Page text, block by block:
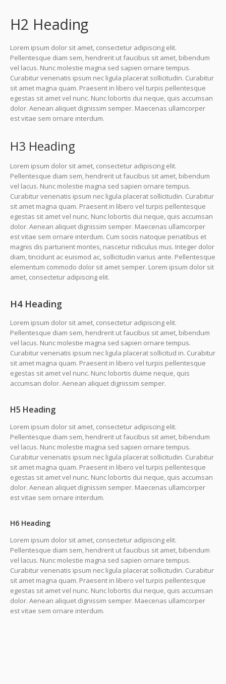
H2 Heading
Lorem ipsum dolor sit amet, consectetur adipiscing elit.
Pellentesque diam sem, hendrerit ut faucibus sit amet, bibendum
vel lacus. Nunc molestie magna sed sapien ornare tempus.
Curabitur venenatis ipsum nec ligula placerat sollicitudin. Curabitur
sit amet magna quam. Praesent in libero vel turpis pellentesque
egestas sit amet vel nunc. Nunc lobortis dui neque, quis accumsan
dolor. Aenean aliquet dignissim semper. Maecenas ullamcorper
est vitae sem ornare interdum.
H3 Heading
Lorem ipsum dolor sit amet, consectetur adipiscing elit.
Pellentesque diam sem, hendrerit ut faucibus sit amet, bibendum
vel lacus. Nunc molestie magna sed sapien ornare tempus.
Curabitur venenatis ipsum nec ligula placerat sollicitudin. Curabitur
sit amet magna quam. Praesent in libero vel turpis pellentesque
egestas sit amet vel nunc. Nunc lobortis dui neque, quis accumsan
dolor. Aenean aliquet dignissim semper. Maecenas ullamcorper
est vitae sem ornare interdum. Cum sociis natoque penatibus et
magnis dis parturient montes, nascetur ridiculus mus. Integer dolor
diam, tincidunt ac euismod ac, sollicitudin varius ante. Pellentesque
elementum commodo dolor sit amet semper. Lorem ipsum dolor sit
amet, consectetur adipiscing elit.
H4 Heading
Lorem ipsum dolor sit amet, consectetur adipiscing elit.
Pellentesque diam sem, hendrerit ut faucibus sit amet, bibendum
vel lacus. Nunc molestie magna sed sapien ornare tempus.
Curabitur venenatis ipsum nec ligula placerat sollicitud in. Curabitur
sit amet magna quam. Praesent in libero vel turpis pellentesque
egestas sit amet vel nunc. Nunc lobortis duime neque, quis
accumsan dolor. Aenean aliquet dignissim semper.
H5 Heading
Lorem ipsum dolor sit amet, consectetur adipiscing elit.
Pellentesque diam sem, hendrerit ut faucibus sit amet, bibendum
vel lacus. Nunc molestie magna sed sapien ornare tempus.
Curabitur venenatis ipsum nec ligula placerat sollicitudin. Curabitur
sit amet magna quam. Praesent in libero vel turpis pellentesque
egestas sit amet vel nunc. Nunc lobortis dui neque, quis accumsan
dolor. Aenean aliquet dignissim semper. Maecenas ullamcorper
est vitae sem ornare interdum.
H6 Heading
Lorem ipsum dolor sit amet, consectetur adipiscing elit.
Pellentesque diam sem, hendrerit ut faucibus sit amet, bibendum
vel lacus. Nunc molestie magna sed sapien ornare tempus.
Curabitur venenatis ipsum nec ligula placerat sollicitudin. Curabitur
sit amet magna quam. Praesent in libero vel turpis pellentesque
egestas sit amet vel nunc. Nunc lobortis dui neque, quis accumsan
dolor. Aenean aliquet dignissim semper. Maecenas ullamcorper
est vitae sem ornare interdum.